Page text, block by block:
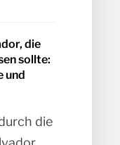
die
sollte:
und
die